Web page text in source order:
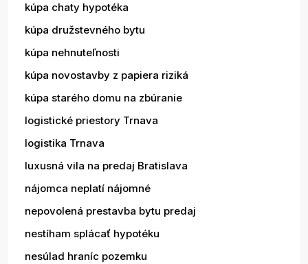
kúpa chaty hypotéka
kúpa družstevného bytu
kúpa nehnuteľnosti
kúpa novostavby z papiera riziká
kúpa starého domu na zbúranie
logistické priestory Trnava
logistika Trnava
luxusná vila na predaj Bratislava
nájomca neplatí nájomné
nepovolená prestavba bytu predaj
nestíham splácať hypotéku
nesúlad hraníc pozemku